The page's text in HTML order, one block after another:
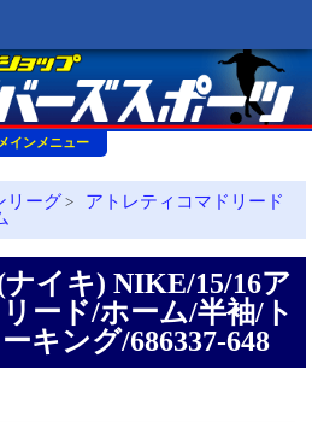
メインメニュー
リーグ > アトレティコマドリード
イキ) NIKE/15/16ア
ード/ホーム/半袖/ト
キング/686337-648